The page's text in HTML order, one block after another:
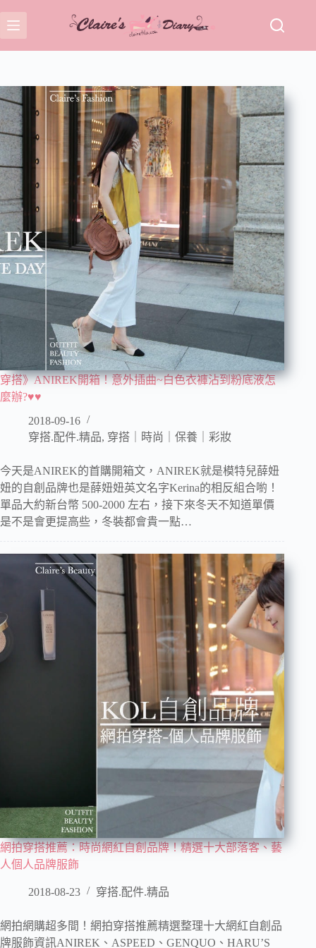
至
主
容
穿搭》ANIREK開箱！意外插曲~白色衣褲沾到粉底液怎
麼辦?♥♥
2018-09-16
穿搭.配件.精品, 穿搭｜時尚｜保養｜彩妝
今天是ANIREK的首購開箱文，ANIREK就是模特兒薛妞
妞的自創品牌也是薛妞妞英文名字Kerina的相反組合喲！
單品大約新台幣 500-2000 左右，接下來冬天不知道單價
是不是會更提高些，冬裝都會貴一點…
網拍穿搭推薦：時尚網紅自創品牌！精選十大部落客、藝
人個人品牌服飾
2018-08-23 穿搭.配件.精品
網拍網購超多間！網拍穿搭推薦精選整理十大網紅自創品
牌服飾資訊ANIREK、ASPEED、GENQUO、HARU’S